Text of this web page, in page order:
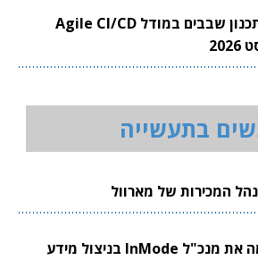
וובינר סינופסיס לתכנון שבבים במודל Agile CI/CD
בתעשייה
המכירות של מארוול
קרן Steel מאשימה את מנכ"ל InMode בניצול מידע